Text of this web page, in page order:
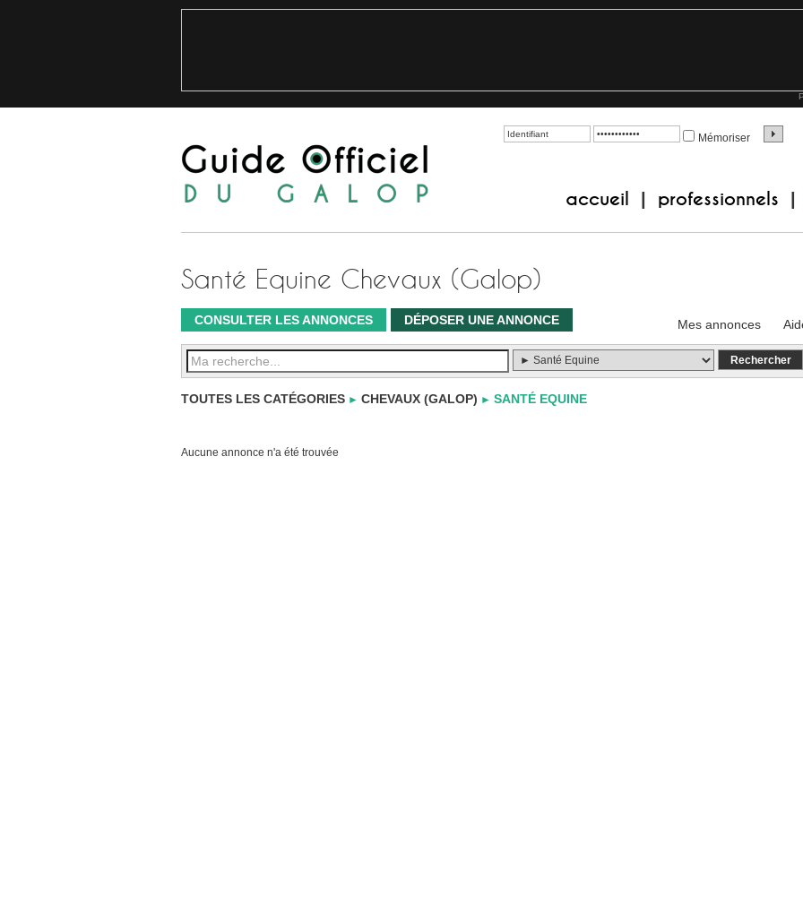
Mémoriser
accueil professionnels
Santé Equine Chevaux (Galop)
CONSULTER LES ANNONCES DÉPOSER UNE ANNONCE Mes annonces
TOUTES LES CATÉGORIES ► CHEVAUX (GALOP) ► SANTÉ EQUINE
Aucune annonce n'a été trouvée